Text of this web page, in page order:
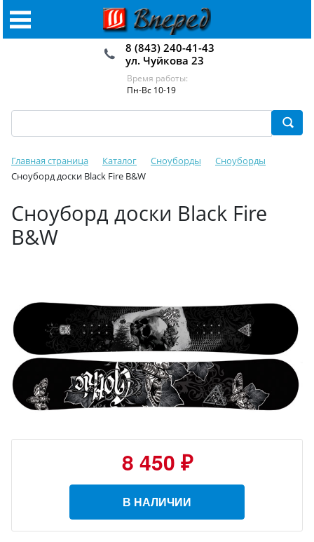
8 (843) 240-41-43
ул. Чуйкова 23
Время работы:
Пн-Вс 10-19
Главная страница Каталог Сноуборды
Сноуборды
Сноуборд доски Black Fire B&W
Сноуборд доски Black Fire
B&W
8 450 ₽
В НАЛИЧИИ